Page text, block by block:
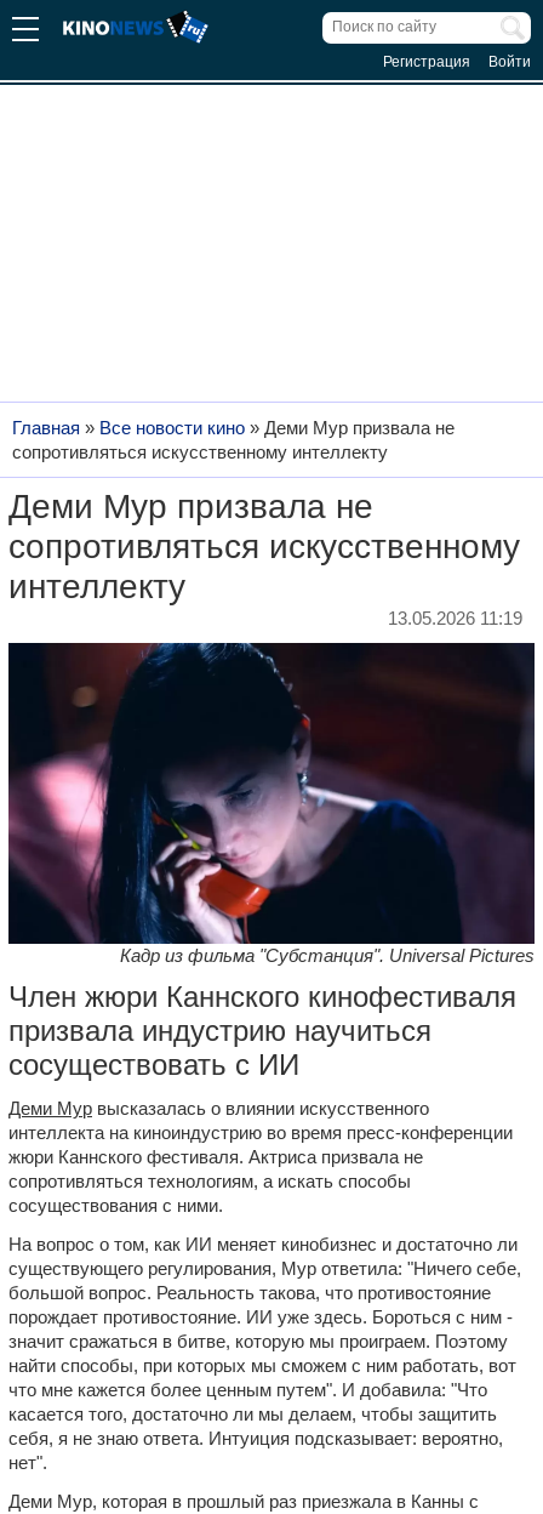
Регистрация Войти
Главная » Все новости кино » Деми Мур призвала не
сопротивляться искусственному интеллекту
Деми Мур призвала не
сопротивляться искусственному
интеллекту
13.05.2026 11:19
Кадр из фильма "Субстанция". Universal Pictures
Член жюри Каннского кинофестиваля
призвала индустрию научиться
сосуществовать с ИИ
Деми Мур высказалась о влиянии искусственного
интеллекта на киноиндустрию во время пресс-конференции
жюри Каннского фестиваля. Актриса призвала не
сопротивляться технологиям, а искать способы
сосуществования с ними.
На вопрос о том, как ИИ меняет кинобизнес и достаточно ли
существующего регулирования, Мур ответила: "Ничего себе,
большой вопрос. Реальность такова, что противостояние
порождает противостояние. ИИ уже здесь. Бороться с ним -
значит сражаться в битве, которую мы проиграем. Поэтому
найти способы, при которых мы сможем с ним работать, вот
что мне кажется более ценным путем". И добавила: "Что
касается того, достаточно ли мы делаем, чтобы защитить
себя, я не знаю ответа. Интуиция подсказывает: вероятно,
нет".
Деми Мур, которая в прошлый раз приезжала в Канны с